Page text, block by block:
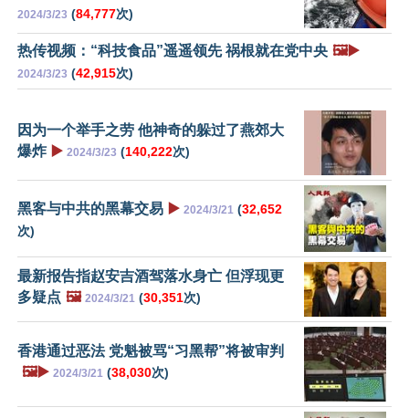
2024/3/23 (84,777次)
热传视频：“科技食品”遥遥领先 祸根就在党中央 🖼️▶️
2024/3/23 (42,915次)
因为一个举手之劳 他神奇的躲过了燕郊大
爆炸 ▶️ 2024/3/23 (140,222次)
黑客与中共的黑幕交易 ▶️ 2024/3/21 (32,652
次)
最新报告指赵安吉酒驾落水身亡 但浮现更
多疑点 🖼️ 2024/3/21 (30,351次)
香港通过恶法 党魁被骂“习黑帮”将被审判
🖼️▶️ 2024/3/21 (38,030次)